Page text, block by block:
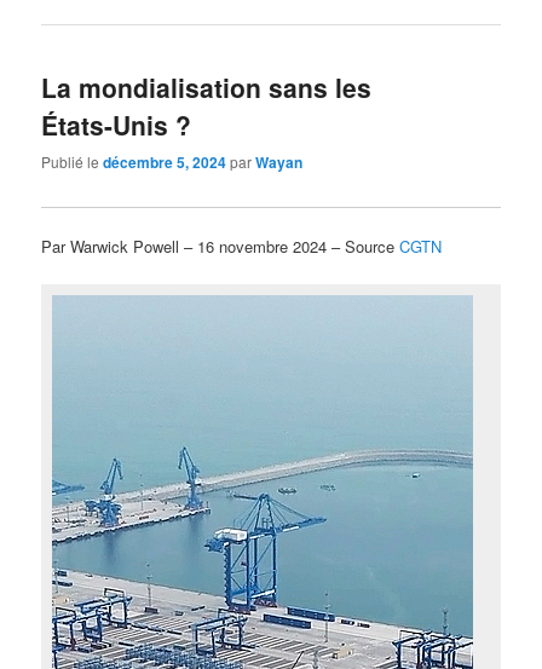
La mondialisation sans les
États-Unis ?
Publié ledécembre 5, 2024parWayan
Par Warwick Powell – 16 novembre 2024 – SourceCGTN